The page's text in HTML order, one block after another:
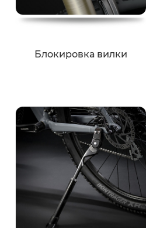
Блокировка вилки